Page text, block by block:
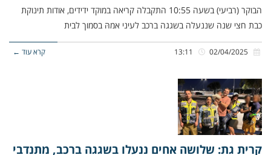
הבוקר (רביעי) בשעה 10:55 התקבלה קריאה במוקד ידידים, אודות תינוקת
כבת חצי שנה שננעלה בשגגה ברכב לעיני אמהּ בסמוך לבית
קרא עוד ←
קרית גת: שלושה אחים ננעלו בשגגה ברכב, מתנדבי